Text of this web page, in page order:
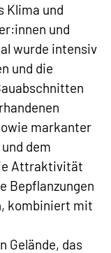
Klima und
und
wurde intensiv
und die
markanter
dem
Attraktivität
Bepflanzungen
kombiniert mit
Gelände, das